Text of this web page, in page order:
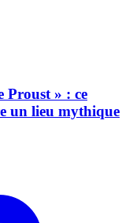
Proust » : ce
un lieu mythique